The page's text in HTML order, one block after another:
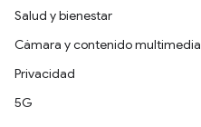
Salud y bienestar
Cámara y contenido multimedia
Privacidad
5G